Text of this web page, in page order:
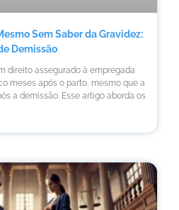
Sem Saber da Gravidez:
Demissão
direito assegurado à empregada
meses após o parto, mesmo que a
a demissão. Esse artigo aborda os